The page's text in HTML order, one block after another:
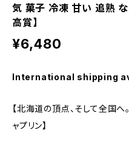
気 菓子 冷凍 甘い 追熟 な
高賞】
¥6,480
International shipping
【北海道の頂点、そして全国
ャプリン】